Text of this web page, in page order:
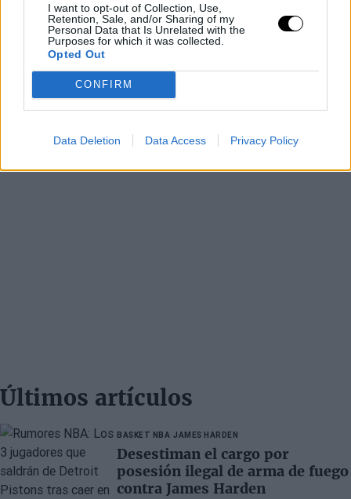
I want to opt-out of Collection, Use,
Retention, Sale, and/or Sharing of my
Personal Data that Is Unrelated with the
Purposes for which it was collected.
Opted Out
CONFIRM
Data Deletion Data Access Privacy Policy
Últimos artículos
BASKET NBA JAMES HARDEN
Desestiman el cargo por
posesión ilegal de arma de fuego
contra James Harden